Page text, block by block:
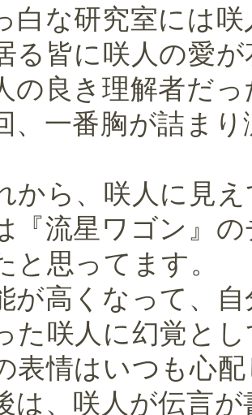
白な研究室には
る皆に咲人の愛
の良き理解者だ
、一番胸が詰ま
から、咲人に見
『流星ワゴン』
と思ってます。
が高くなって、
た咲人に幻覚と
表情はいつも心
は、咲人が伝言